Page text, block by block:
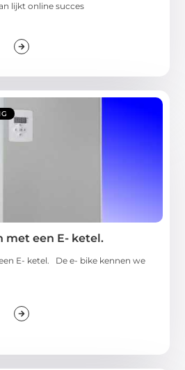
lijkt online succes
met een E- ketel.
E- ketel. De e- bike kennen we